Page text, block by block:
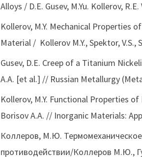
Alloys / D.E. Gusev, M.Yu. Kollerov,
Kollerov, M.Y. Mechanical Properties
Material / Kollerov M.Y., Spektor,
Gusev, D.E. Creep of a Titanium
A.A. [et al.] // Russian Metallurgy
Kollerov, M.Y. Functional Properties
Borisov A.A. // Inorganic Materials:
Коллеров, М.Ю.
противодействии/Коллеров М.Ю.,